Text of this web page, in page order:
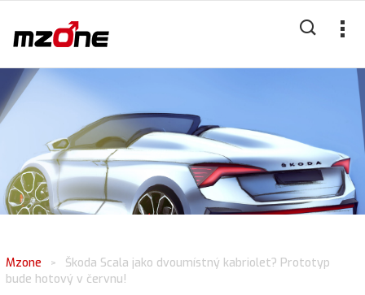
Mzone >
Škoda Scala jako dvoumístný kabriolet? Prototyp
bude hotový v červnu!